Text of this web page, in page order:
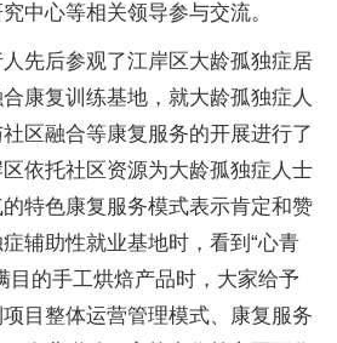
中心等相关领导参与交流。
先后参观了江岸区大龄孤独症居
康复训练基地，就大龄孤独症人
区融合等康复服务的开展进行了
依托社区资源为大龄孤独症人士
特色康复服务模式表示肯定和赞
辅助性就业基地时，看到“心青
目的手工烘焙产品时，大家给予
目整体运营管理模式、康复服务